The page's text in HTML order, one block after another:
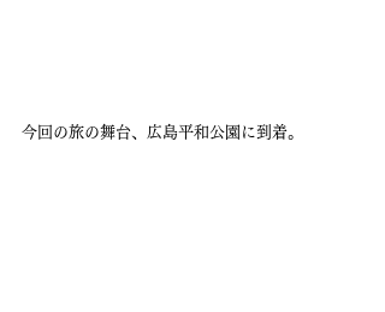
今回の旅の舞台、広島平和公園に到着。